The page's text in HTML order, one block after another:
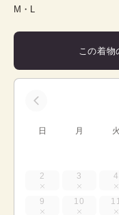
M・L
この着
日 月 火
2 3 4
9 10